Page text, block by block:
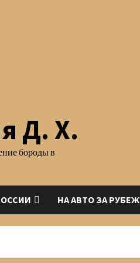
Д. Х.
бороды в
НА АВТО ЗА РУБЕЖ